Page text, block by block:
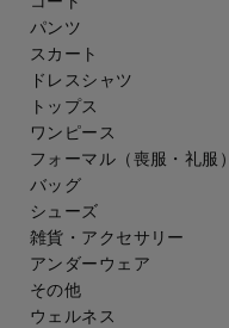
パンツ
スカート
ドレスシャツ
トップス
ワンピース
フォーマル（喪服・礼服）
バッグ
シューズ
雑貨・アクセサリー
アンダーウェア
その他
ウェルネス